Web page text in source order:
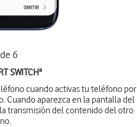
6
SWITCH"
cuando activas tu teléfono por
Cuando aparezca en la pantalla del
transmisión del contenido del otro